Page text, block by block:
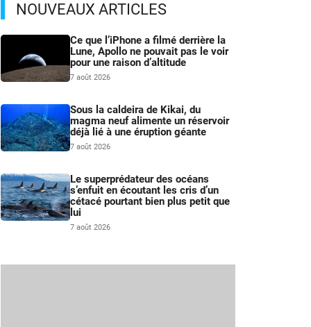
NOUVEAUX ARTICLES
Ce que l’iPhone a filmé derrière la
Lune, Apollo ne pouvait pas le voir
pour une raison d’altitude
7 août 2026
Sous la caldeira de Kikai, du
magma neuf alimente un réservoir
déjà lié à une éruption géante
7 août 2026
Le superprédateur des océans
s’enfuit en écoutant les cris d’un
cétacé pourtant bien plus petit que
lui
7 août 2026